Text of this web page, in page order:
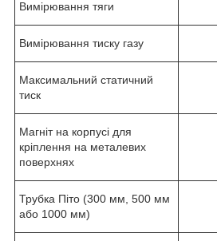
Вимірювання тяги
Вимірювання тиску газу
Максимальний статичний
тиск
Магніт на корпусі для
кріплення на металевих
поверхнях
Трубка Піто (300 мм, 500 мм
або 1000 мм)